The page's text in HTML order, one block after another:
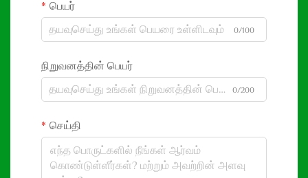
பெயர்
0/100
நிறுவனத்தின் பெயர்
0/200
செய்தி